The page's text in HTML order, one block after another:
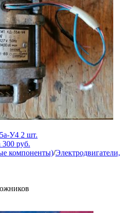
У4 2 шт.
300 руб.
компоненты)/Электродвигатели,